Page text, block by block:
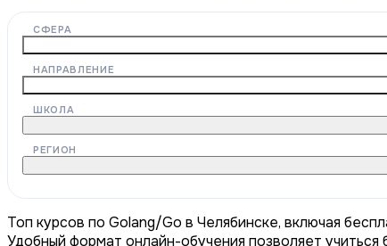
СФЕРА
НАПРАВЛЕНИЕ
ШКОЛА
РЕГИОН
Топ курсов по Golang/Go в Челябинске, включая
Удобный формат онлайн-обучения позволяет